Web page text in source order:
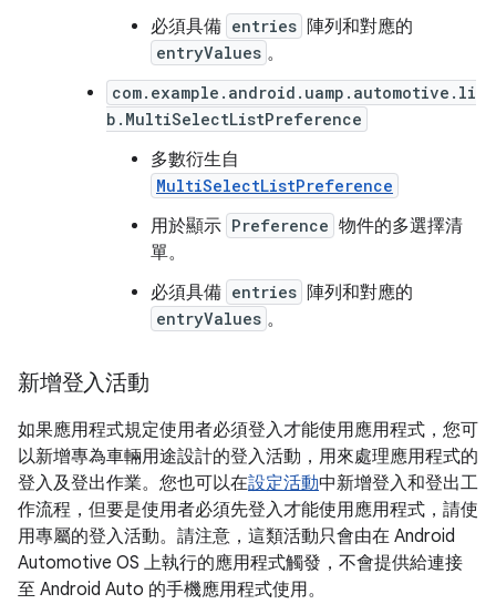
必須具備 entries 陣列和對應的
entryValues 。
com.example.android.uamp.automotive.li
b.MultiSelectListPreference
多數衍生自
MultiSelectListPreference
用於顯示 Preference 物件的多選擇清
單。
必須具備 entries 陣列和對應的
entryValues 。
新增登入活動
如果應用程式規定使用者必須登入才能使用應用程式，您可
以新增專為車輛用途設計的登入活動，用來處理應用程式的
登入及登出作業。您也可以在設定活動中新增登入和登出工
作流程，但要是使用者必須先登入才能使用應用程式，請使
用專屬的登入活動。請注意，這類活動只會由在 Android
Automotive OS 上執行的應用程式觸發，不會提供給連接
至 Android Auto 的手機應用程式使用。